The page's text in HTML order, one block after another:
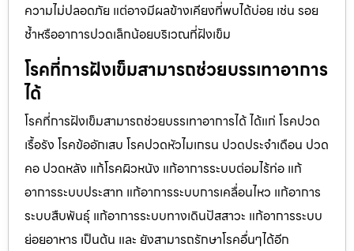
ความไม่ปลอดภัย แต่อาจมีผลข้างเคียงที่พบได้บ่อย เช่น รอย
ช้ำหรืออาการปวดเล็กน้อยบริเวณที่ฝังเข็ม
โรคที่การฝังเข็มสามารถช่วยบรรเทาอาการ
ได้
โรคที่การฝังเข็มสามารถช่วยบรรเทาอาการได้ ได้แก่ โรคปวด
เรื้อรัง โรคข้ออักเสบ โรคปวดหัวไมเกรน ปวดประจําเดือน ปวด
คอ ปวดหลัง แก้โรคผิวหนัง แก้อาการระบบต่อมไร้ท่อ แก้
อาการระบบประสาท แก้อาการระบบการเคลื่อนไหว แก้อาการ
ระบบสืบพันธุ์ แก้อาการระบบทางเดินปัสสาวะ แก้อาการระบบ
ย่อยอาหาร เป็นต้น และ ยังสามารถรักษาโรคอื่นๆได้อีก